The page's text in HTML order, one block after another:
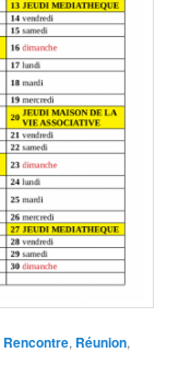
Rencontre, Réunion,